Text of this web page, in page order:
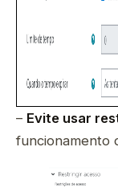
– Evite usar
funcionamento